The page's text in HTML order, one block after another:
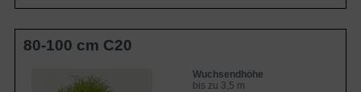
80-100 cm C20
Wuchsendhöhe
bis zu 3,5 m